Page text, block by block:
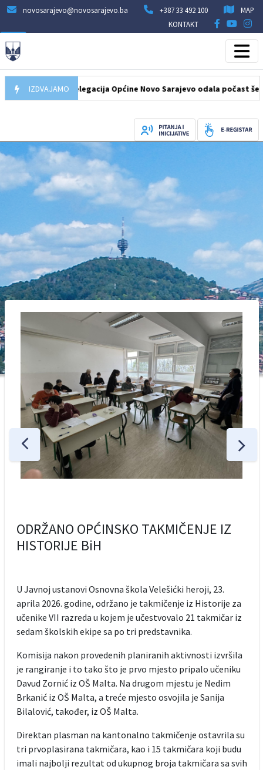
novosarajevo@novosarajevo.ba +387 33 492 100
MAP
KONTAKT
IZDVAJAMO
Delegacija Općine Novo Sarajevo odala počast šehidima
ODRŽANO OPĆINSKO TAKMIČENJE IZ
HISTORIJE BiH
U Javnoj ustanovi Osnovna škola Velešićki heroji, 23.
aprila 2026. godine, održano je takmičenje iz Historije za
učenike VII razreda u kojem je učestvovalo 21 takmičar iz
sedam školskih ekipe sa po tri predstavnika.
Komisija nakon provedenih planiranih aktivnosti izvršila
je rangiranje i to tako što je prvo mjesto pripalo učeniku
Davud Zornić iz OŠ Malta. Na drugom mjestu je Nedim
Brkanić iz OŠ Malta, a treće mjesto osvojila je Sanija
Bilalović, također, iz OŠ Malta.
Direktan plasman na kantonalno takmičenje ostavrila su
tri prvoplasirana takmičara, kao i 15 takmičara koji budu
imali najbolji rezultat od ukupnog broja takmičara sa svih